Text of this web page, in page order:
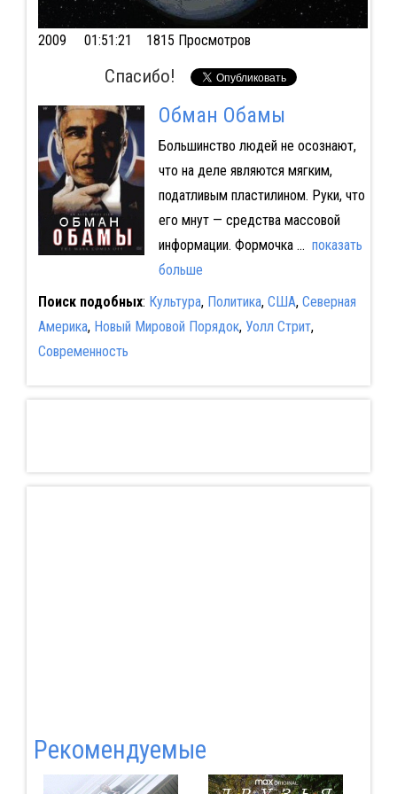
2009 01:51:21 1815 Просмотров
Спасибо!
Обман Обамы
Большинство людей не осознают,
что на деле являются мягким,
податливым пластилином. Руки, что
его мнут — средства массовой
информации. Формочка ... показать
больше
Поиск подобных: Культура, Политика, США, Северная
Америка, Новый Мировой Порядок, Уолл Стрит,
Современность
Pекомендуемые